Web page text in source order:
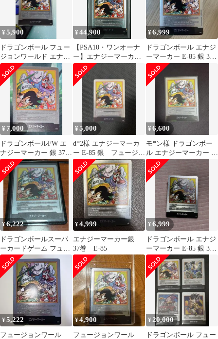
¥5,900
ドラゴンボール フュー
ジョンワールド エナジ
ーマーカー E-85 37巻
¥44,900
【PSA10・ワンオーナ
ー】エナジーマーカー
E-85 37巻 銀 マンガブ
ースター ドラゴンボー
ルカード
¥6,999
ドラゴンボール エナジ
ーマーカー E-85 銀 37
巻
¥ 7,000
ドラゴンボールFW エ
ナジーマーカー 銀 37巻
E-85
¥5,000
d*2様 エナジーマーカ
ー E-85 銀 フュージョ
ンワールド 漫画 37
巻
¥6,600
モ*ン様 ドラゴンボー
ル エナジーマーカー E-
85 銀 37巻
¥6,222
ドラゴンボールスーパ
ーカードゲーム フュー
ジョンワールド エナジ
ーマーカー
¥4,999
エナジーマーカー銀
37巻 E-85
¥6,999
ドラゴンボール エナジ
ーマーカー E-85 銀 37
巻
¥5,222
フュージョンワール
¥4,900
フュージョンワール
¥ 20,000
ドラゴンボール フュー